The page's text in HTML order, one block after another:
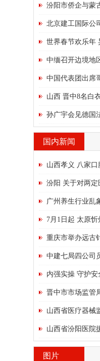
汾阳市侨企与蒙
北京建工国际公
世界春节欢乐年
中缅召开边境地
中国代表团出席
山西 晋中8名白
孙广宇会见德国
国内新闻
山西孝义 八家口
汾阳 关于对两定
广州养生行业乱
7月1日起 太原忻
重庆市举办远古
中建七局四公司
内强实操 守护
晋中市市场监管
山西省医疗器械
山西省汾阳医院
图片